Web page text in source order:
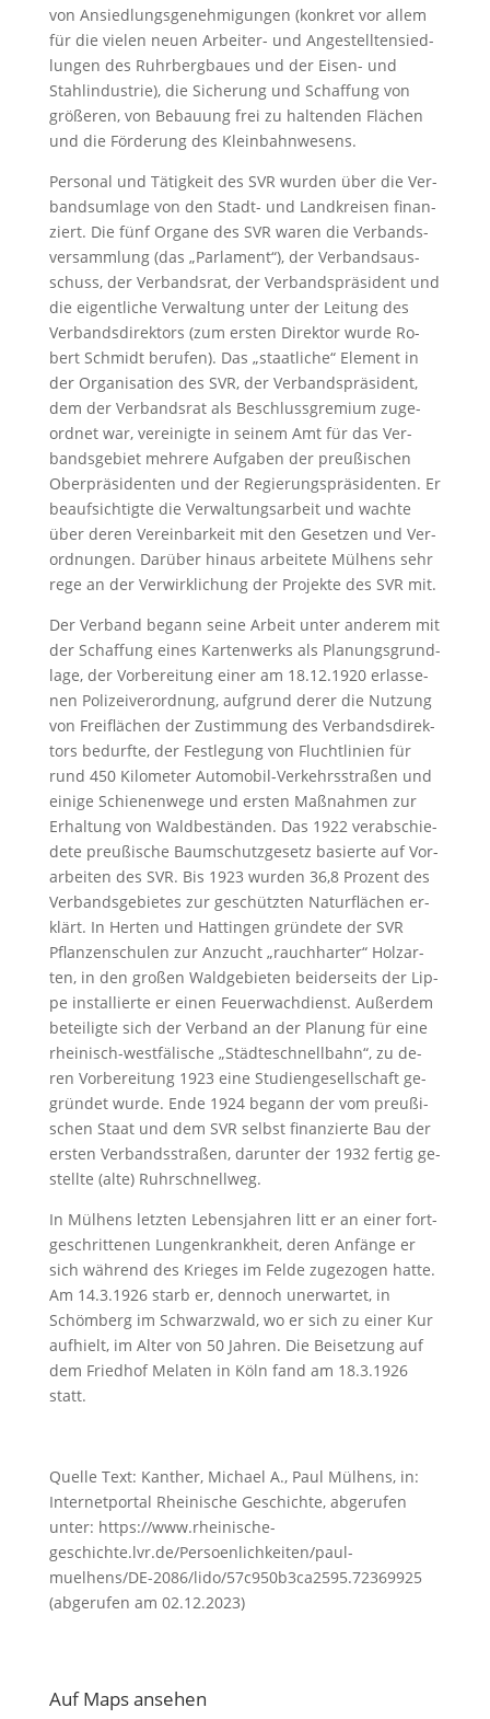
von An­sied­lungs­ge­neh­mi­gun­gen (kon­kret vor al­lem
für die vie­len neu­en Ar­bei­ter- und An­ge­stell­ten­sied­
lun­gen des Ruhr­berg­bau­es und der Ei­sen- und
Stahl­in­dus­trie), die Si­che­rung und Schaf­fung von
grö­ße­ren, von Be­bau­ung frei zu hal­ten­den Flä­chen
und die För­de­rung des Kleinbahnwe­sens.
Per­so­nal und Tä­tig­keit des SVR wur­den über die Ver­
bands­um­la­ge von den Stadt- und Land­krei­sen finan­
ziert. Die fünf Or­ga­ne des SVR wa­ren die Ver­bands­
ver­samm­lung (das „Par­la­men­t“), der Verbands­aus­
schuss, der Ver­bands­rat, der Ver­bands­prä­si­dent und
die ei­gent­li­che Ver­wal­tung un­ter der Lei­tung des
Ver­bands­di­rek­tors (zum ers­ten Di­rek­tor wur­de Ro­
bert Schmidt be­ru­fen). Das „staatliche“ Ele­ment in
der Or­ga­ni­sa­ti­on des SVR, der Ver­bands­prä­si­dent,
dem der Ver­bands­rat als Be­schluss­gre­mi­um zu­ge­
ord­net war, ver­ei­nig­te in sei­nem Amt für das Ver­
bands­ge­biet meh­re­re Aufgaben der preu­ßi­schen
Ober­prä­si­den­ten und der Re­gie­rungs­prä­si­den­ten. Er
be­auf­sich­tig­te die Ver­wal­tungs­ar­beit und wach­te
über de­ren Ver­ein­bar­keit mit den Ge­set­zen und Ver­
ord­nun­gen. Darüber hin­aus ar­bei­te­te Mül­hens sehr
re­ge an der Ver­wirk­li­chung der Pro­jek­te des SVR mit.
Der Ver­band be­gann sei­ne Ar­beit un­ter an­de­rem mit
der Schaf­fung ei­nes Kar­ten­werks als Planungsgrund­
la­ge, der Vor­be­rei­tung ei­ner am 18.12.1920 er­las­se­
nen Po­li­zei­ver­ord­nung, auf­grund de­rer die Nut­zung
von Frei­flä­chen der Zu­stim­mung des Ver­bands­di­rek­
tors be­durf­te, der Fest­le­gung von Flucht­li­ni­en für
rund 450 Ki­lo­me­ter Au­to­mo­bil-Ver­kehrs­stra­ßen und
ei­ni­ge Schie­nen­we­ge und ers­ten Maß­nah­men zur
Er­hal­tung von Wald­be­stän­den. Das 1922 ver­ab­schie­
de­te preu­ßi­sche Baumschutz­ge­setz ba­sier­te auf Vor­
ar­bei­ten des SVR. Bis 1923 wur­den 36,8 Pro­zent des
Verbandsgebie­tes zur ge­schütz­ten Na­tur­flä­chen er­
klärt. In Her­ten und Hat­tin­gen grün­de­te der SVR
Pflan­zen­schu­len zur An­zucht „rauch­har­ter“ Holz­ar­
ten, in den gro­ßen Wald­ge­bie­ten bei­der­seits der Lip­
pe in­stal­lier­te er ei­nen Feu­er­wach­dienst. Au­ßer­dem
be­tei­lig­te sich der Ver­band an der Pla­nung für ei­ne
rhei­nisch-west­fä­li­sche „Städ­te­schnell­bahn“, zu de­
ren Vor­be­rei­tung 1923 ei­ne Studiengesellschaft ge­
grün­det wur­de. En­de 1924 be­gann der vom preu­ßi­
schen Staat und dem SVR selbst fi­nan­zier­te Bau der
ers­ten Ver­bands­stra­ßen, dar­un­ter der 1932 fer­tig ge­
stell­te (alte) Ruhrschnell­weg.
In Mül­hens letz­ten Le­bens­jah­ren litt er an ei­ner fort­
ge­schrit­te­nen Lun­gen­krank­heit, de­ren An­fän­ge er
sich wäh­rend des Krie­ges im Fel­de zu­ge­zo­gen hat­te.
Am 14.3.1926 starb er, den­noch un­er­war­tet, in
Schöm­berg im Schwarz­wald, wo er sich zu ei­ner Kur
auf­hielt, im Al­ter von 50 Jah­ren. Die Bei­set­zung auf
dem Fried­hof Me­la­ten in Köln fand am 18.3.1926
statt.
Quelle Text: Kanther, Michael A., Paul Mülhens, in:
Internetportal Rheinische Geschichte, abgerufen
unter: https://www.rheinische-
geschichte.lvr.de/Persoenlichkeiten/paul-
muelhens/DE-2086/lido/57c950b3ca2595.72369925
(abgerufen am 02.12.2023)
Auf Maps ansehen